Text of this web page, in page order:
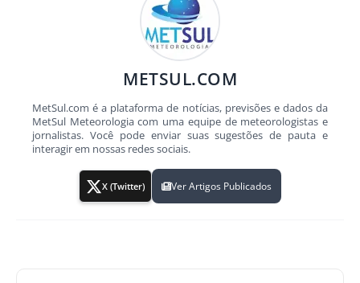
METSUL.COM
MetSul.com é a plataforma de notícias, previsões e dados da
MetSul Meteorologia com uma equipe de meteorologistas e
jornalistas. Você pode enviar suas sugestões de pauta e
interagir em nossas redes sociais.
X (Twitter) Ver Artigos Publicados